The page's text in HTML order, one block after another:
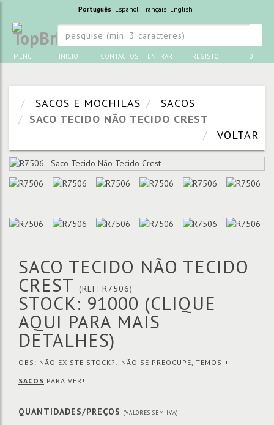
Português Español Français English
MENU INÍCIO CONTACTOS ENTRAR REGISTO 0
SACOS E MOCHILAS
SACOS
SACO TECIDO NÃO TECIDO CREST
VOLTAR
SACO TECIDO NÃO TECIDO
CREST (REF: R7506)
STOCK: 91000 (CLIQUE
AQUI PARA MAIS
DETALHES)
OBS: NÃO EXISTE STOCK?! NÃO SE PREOCUPE, TEMOS +
SACOS PARA VER!.
QUANTIDADES/PREÇOS (VALORES SEM IVA)